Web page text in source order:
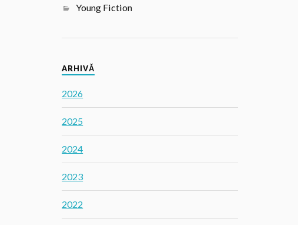
Young Fiction
ARHIVĂ
2026
2025
2024
2023
2022